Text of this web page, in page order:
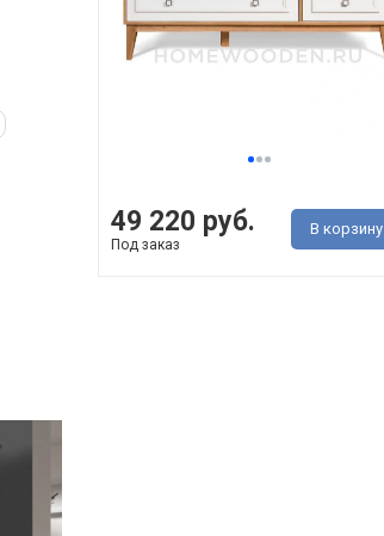
49 220 руб.
Под заказ
В корзину